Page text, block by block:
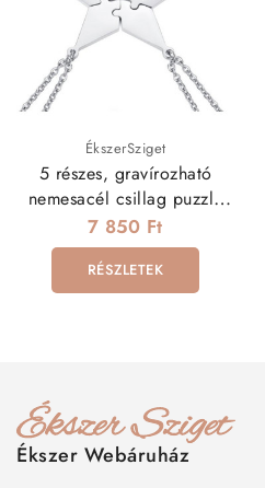
ÉkszerSziget
5 részes, gravírozható
nemesacél csillag puzzle
medál nyaklánccal
7 850 Ft
RÉSZLETEK
Ékszer Webáruház